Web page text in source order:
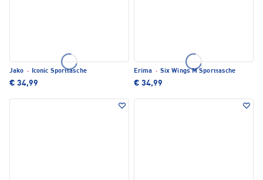
Jako · Iconic Sporttasche
€ 34,99
Erima · Six Wings M Sporttasche
€ 34,99